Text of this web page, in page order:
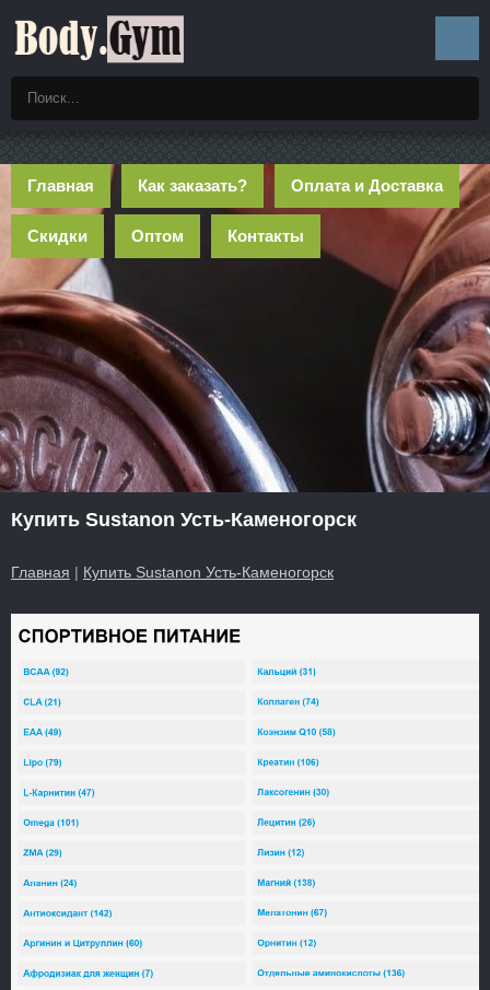
Главная Как заказать? Оплата и Доставка
Скидки Оптом Контакты
Купить Sustanon Усть-Каменогорск
Главная | Купить Sustanon Усть-Каменогорск